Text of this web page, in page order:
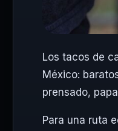
Los tacos de
México:
prensado,
Para una ruta